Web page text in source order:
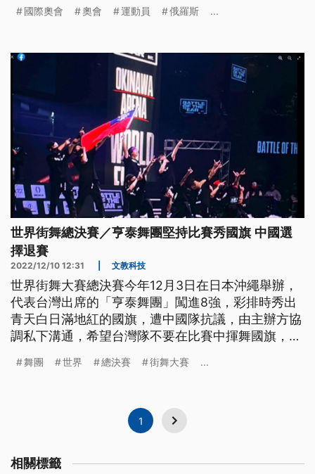
國際奧會 奧會 運動員 俄羅斯 ...
世界街舞總決賽／亨泰舞團堅持比賽秀國旗 中國選
擇退賽
2022/12/10 12:31 文教科技
世界街舞大賽總決賽今年12月3日在日本沖繩舉辦，
代表台灣出席的「亨泰舞團」闖進8強，彩排時秀出
青天白日滿地紅的國旗，遭中國隊抗議，由主辦方協
調私下溝通，希望台灣隊不要在比賽中揮舞國旗，但
隊則選擇退賽。
舞團 世界 總決賽 街舞大賽 ...
1
相關標籤